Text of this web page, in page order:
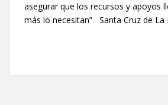
asegurar que los recursos y apoyos
más lo necesitan” Santa Cruz de